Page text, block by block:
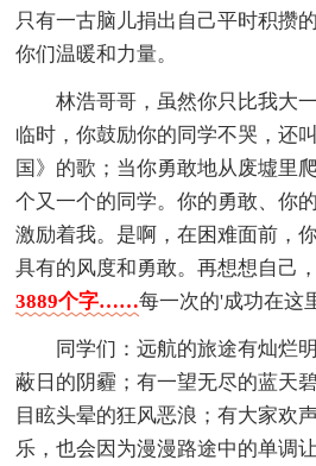
只有一古脑儿捐出自己平时积攒
你们温暖和力量。
林浩哥哥，虽然你只比我大
临时，你鼓励你的同学不哭，还
国》的歌；当你勇敢地从废墟里
个又一个的同学。你的勇敢、你
激励着我。是啊，在困难面前，
具有的风度和勇敢。再想想自己
3889个字……每一次的'成功在这
同学们：远航的旅途有灿烂
蔽日的阴霾；有一望无尽的蓝天
目眩头晕的狂风恶浪；有大家欢
乐，也会因为漫漫路途中的单调